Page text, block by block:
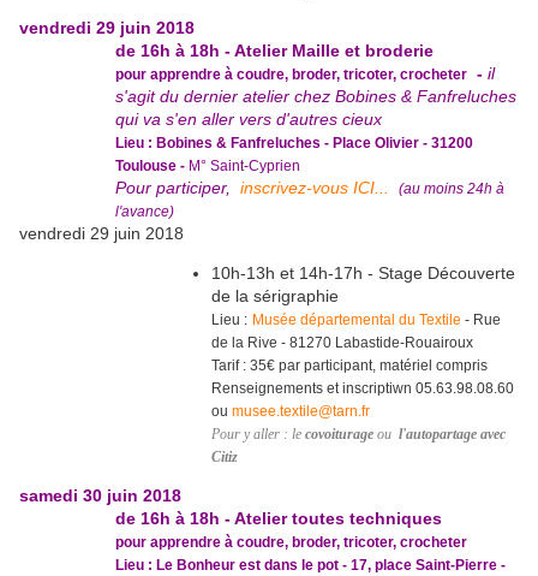
vendredi 29 juin 2018
de 16h à 18h - Atelier Maille et broderie
pour apprendre à coudre, broder, tricoter, crocheter - il
s'agit du dernier atelier chez Bobines & Fanfreluches
qui va s'en aller vers d'autres cieux
Lieu : Bobines & Fanfreluches - Place Olivier - 31200
Toulouse - M° Saint-Cyprien
Pour participer, inscrivez-vous ICI...
(au moins 24h à
l'avance)
vendredi 29 juin 2018
10h-13h et 14h-17h - Stage Découverte
de la sérigraphie
Lieu : Musée départemental du Textile - Rue
de la Rive - 81270 Labastide-Rouairoux
Tarif : 35€ par participant, matériel compris
Renseignements et inscriptiwn 05.63.98.08.60
ou musee.textile@tarn.fr
Pour y aller : le covoiturage ou l'autopartage avec
Citiz
samedi 30 juin 2018
de 16h à 18h - Atelier toutes techniques
pour apprendre à coudre, broder, tricoter, crocheter
Lieu : Le Bonheur est dans le pot - 17, place Saint-Pierre -